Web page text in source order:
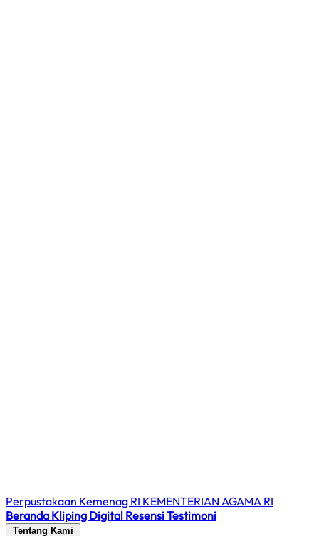
Perpustakaan Kemenag RI KEMENTERIAN AGAMA RI
Beranda Kliping Digital ResensiTestimoni
Tentang Kami